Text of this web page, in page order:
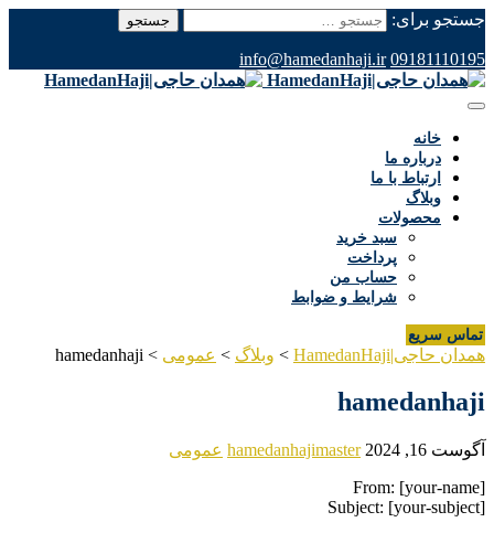
جستجو برای:
09181110195
info@hamedanhaji.ir
خانه
درباره ما
ارتباط با ما
وبلاگ
محصولات
سبد خرید
پرداخت
حساب من
شرایط و ضوابط
تماس سریع
همدان حاجی|HamedanHaji > وبلاگ > عمومی >
hamedanhaji
hamedanhaji
آگوست 16, 2024 hamedanhajimaster عمومی
From: [your-name]
Subject: [your-subject]